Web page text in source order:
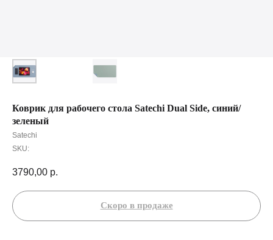
Коврик для рабочего стола Satechi Dual Side, синий/
зеленый
Satechi
SKU:
3790,00 р.